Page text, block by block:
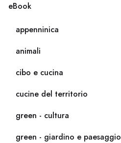
eBook
appenninica
animali
cibo e cucina
cucine del territorio
green - cultura
green - giardino e paesaggio